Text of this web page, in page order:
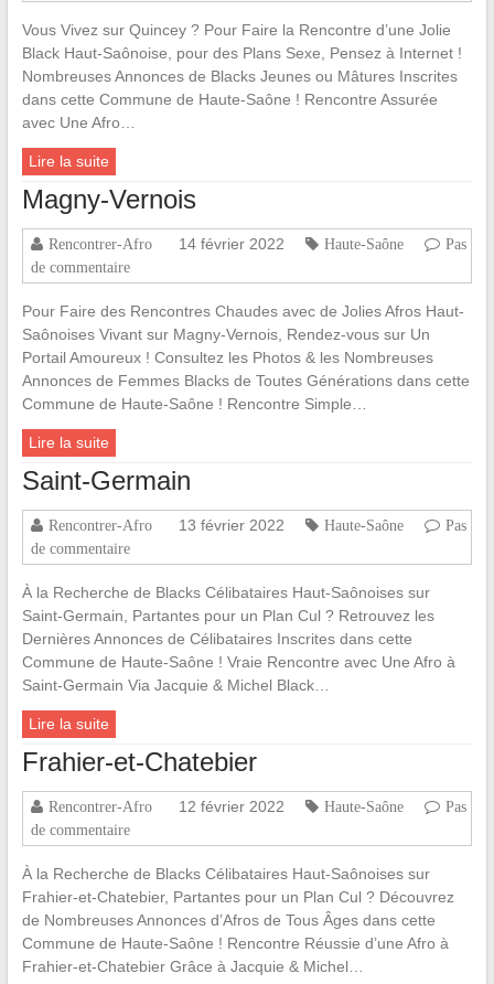
Vous Vivez sur Quincey ? Pour Faire la Rencontre d’une Jolie
Black Haut-Saônoise, pour des Plans Sexe, Pensez à Internet !
Nombreuses Annonces de Blacks Jeunes ou Mâtures Inscrites
dans cette Commune de Haute-Saône ! Rencontre Assurée
avec Une Afro…
Lire la suite
Magny-Vernois
Rencontrer-Afro 14 février 2022 Haute-Saône
Pas
de commentaire
Pour Faire des Rencontres Chaudes avec de Jolies Afros Haut-
Saônoises Vivant sur Magny-Vernois, Rendez-vous sur Un
Portail Amoureux ! Consultez les Photos & les Nombreuses
Annonces de Femmes Blacks de Toutes Générations dans cette
Commune de Haute-Saône ! Rencontre Simple…
Lire la suite
Saint-Germain
Rencontrer-Afro 13 février 2022 Haute-Saône
Pas
de commentaire
À la Recherche de Blacks Célibataires Haut-Saônoises sur
Saint-Germain, Partantes pour un Plan Cul ? Retrouvez les
Dernières Annonces de Célibataires Inscrites dans cette
Commune de Haute-Saône ! Vraie Rencontre avec Une Afro à
Saint-Germain Via Jacquie & Michel Black…
Lire la suite
Frahier-et-Chatebier
Rencontrer-Afro 12 février 2022 Haute-Saône
Pas
de commentaire
À la Recherche de Blacks Célibataires Haut-Saônoises sur
Frahier-et-Chatebier, Partantes pour un Plan Cul ? Découvrez
de Nombreuses Annonces d’Afros de Tous Âges dans cette
Commune de Haute-Saône ! Rencontre Réussie d’une Afro à
Frahier-et-Chatebier Grâce à Jacquie & Michel…